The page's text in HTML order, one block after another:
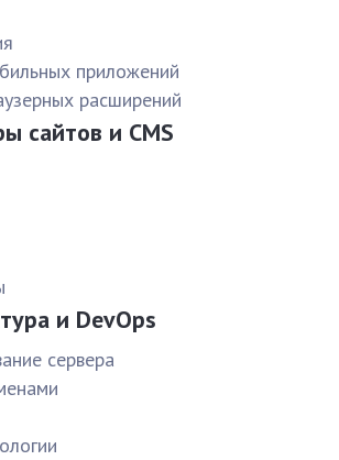
приложений
расширений
сайтов и CMS
и DevOps
сервера